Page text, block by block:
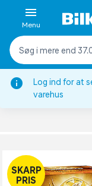
Log ind for at
varehus
Menu
Øl
MØRK ALE
SKARP
PRIS